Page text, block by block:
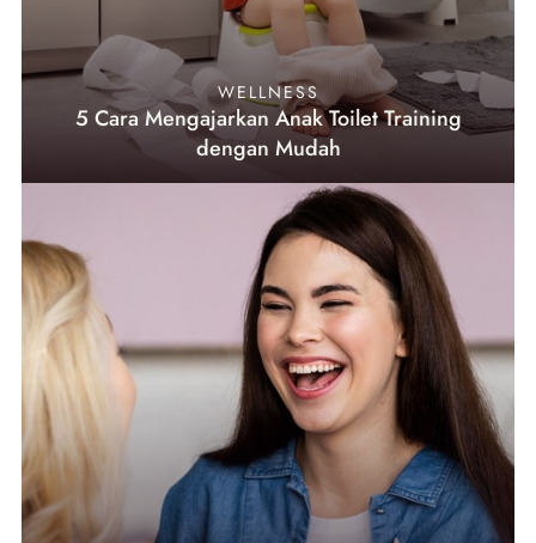
WELLNESS
5 Cara Mengajarkan Anak Toilet Training
dengan Mudah